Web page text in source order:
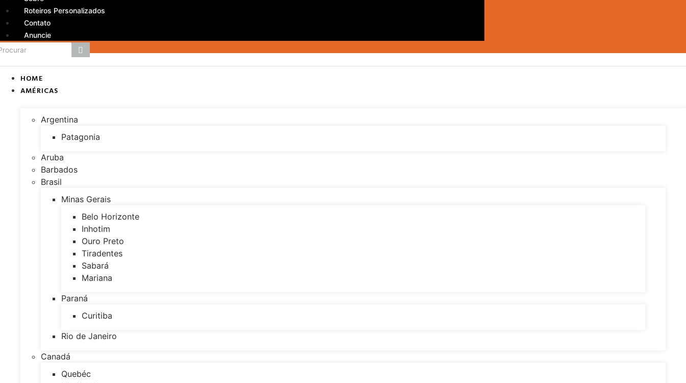
Roteiros Personalizados
Contato
Anuncie
HOME
AMÉRICAS
Argentina
Patagonia
Aruba
Barbados
Brasil
Minas Gerais
Belo Horizonte
Inhotim
Ouro Preto
Tiradentes
Sabará
Mariana
Paraná
Curitiba
Rio de Janeiro
Canadá
Quebéc